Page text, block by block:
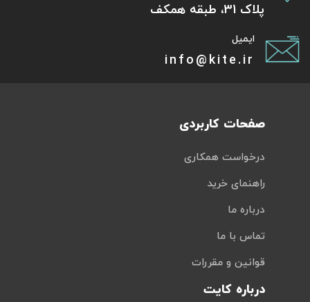
پلاک 31، طبقه همکف
ایمیل
info@kite.ir
صفحات کاربردی
درخواست همکاری
راهنمای خرید
درباره ما
تماس با ما
قوانین و مقررات
درباره کایت